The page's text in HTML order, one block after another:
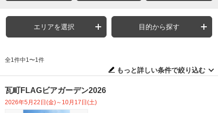
エリアを選択 目的から探す
全1件中1〜1件
もっと詳しい条件で絞り込む
瓦町FLAGビアガーデン2026
2026年5月22日(金)～10月17日(土)